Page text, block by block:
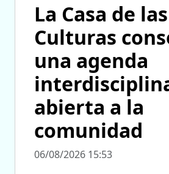
La Casa de las
Culturas
una agenda
abierta a la
comunidad
06/08/2026 15:53